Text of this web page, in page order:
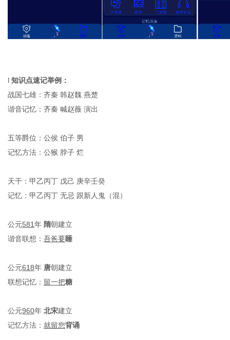
l 知识点速记举例：
战国七雄 ： 齐秦 韩赵魏 燕楚
谐音记忆： 齐秦 喊赵薇 演出
五等爵位 ： 公侯 伯子 男
记忆方法：公猴 脖子 烂
天干： 甲乙丙丁 戊己 庚辛壬癸
记忆： 甲乙丙丁 无忌 跟新人鬼（混）
公元581年 隋朝建立
谐音联想： 吾爸要睡
公元618年 唐朝建立
联想记忆： 留一把糖
公元960年 北宋建立
记忆方法： 就留您背诵